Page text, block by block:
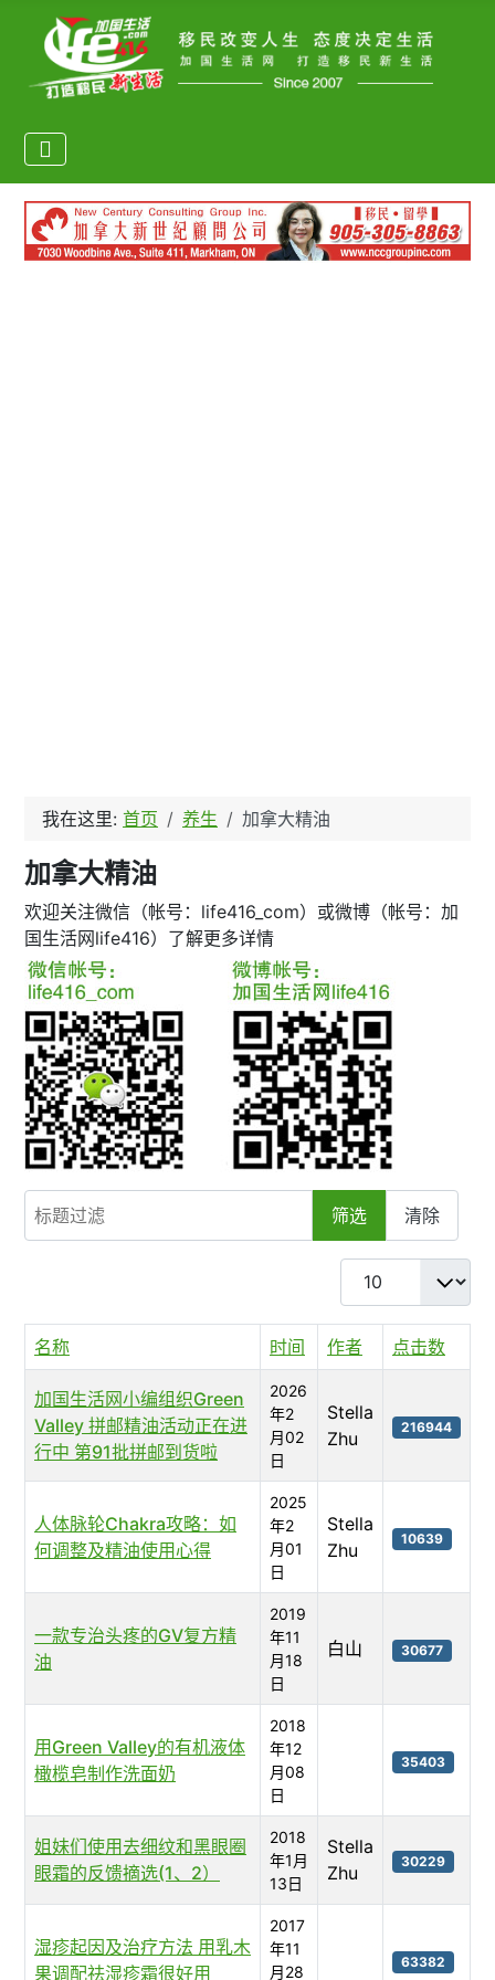
我在这里: 首页 养生 加拿大精油
加拿大精油
欢迎关注微信（帐号：life416_com）或微博（帐号：加
国生活网life416）了解更多详情
标题过滤
筛选 清除
每页显示条数
名称 时间 作者 点击数
加国生活网小编组织Green
Valley 拼邮精油活动正在进
行中 第91批拼邮到货啦
2026
年2
月02
日
Stella
Zhu
216944
人体脉轮Chakra攻略：如
何调整及精油使用心得
2025
年2
月01
日
Stella
Zhu
10639
一款专治头疼的GV复方精
油
2019
年11
月18
日
白山 30677
用Green Valley的有机液体
橄榄皂制作洗面奶
2018
年12
月08
日
35403
姐妹们使用去细纹和黑眼圈
眼霜的反馈摘选(1、2）
2018
年1月
13日
Stella
Zhu
30229
湿疹起因及治疗方法 用乳木
果调配祛湿疹霜很好用
2017
年11
月28
63382